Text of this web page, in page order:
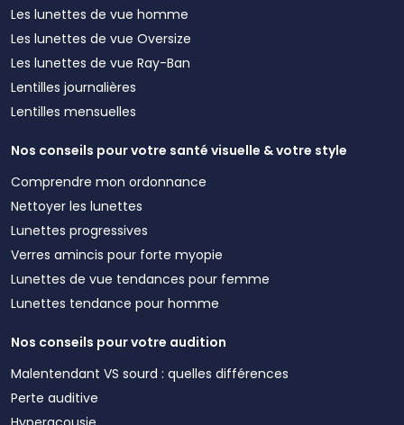
Les lunettes de vue homme
Les lunettes de vue Oversize
Les lunettes de vue Ray-Ban
Lentilles journalières
Lentilles mensuelles
Nos conseils pour votre santé visuelle & votre style
Comprendre mon ordonnance
Nettoyer les lunettes
Lunettes progressives
Verres amincis pour forte myopie
Lunettes de vue tendances pour femme
Lunettes tendance pour homme
Nos conseils pour votre audition
Malentendant VS sourd : quelles différences
Perte auditive